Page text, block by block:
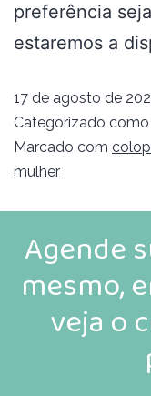
preferência
estaremos a
17 de agosto de
Categorizado como
Marcado com
mulher
Agende
mesmo,
veja o